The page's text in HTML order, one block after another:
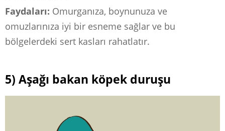
Faydaları: Omurganıza, boynunuza ve
omuzlarınıza iyi bir esneme sağlar ve bu
bölgelerdeki sert kasları rahatlatır.
5) Aşağı bakan köpek duruşu